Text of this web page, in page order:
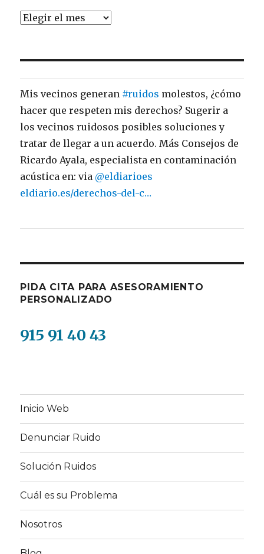
ARTÍCULOS
Mis vecinos generan #ruidos molestos, ¿cómo
hacer que respeten mis derechos? Sugerir a
los vecinos ruidosos posibles soluciones y
tratar de llegar a un acuerdo. Más Consejos de
Ricardo Ayala, especialista en contaminación
acústica en: via @eldiarioes
eldiario.es/derechos-del-c…
El@Ayto_Sevilladialoga con entidades
vecinales para establecer mejoras de la
ordenanza de veladores para controlar los
#ruidosuna vez que finalicen las medidas
provisionales implementadas por la crisis
sanitaria. Esperemos que así sea
@ContraRuido sevilla.org/actualidad/not…
PIDA CITA PARA ASESORAMIENTO
PERSONALIZADO
915 91 40 43
Inicio Web
Denunciar Ruido
Solución Ruidos
Cuál es su Problema
Nosotros